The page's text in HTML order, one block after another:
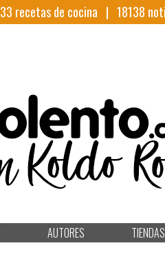
recetas de cocina | 18138
AUTORES